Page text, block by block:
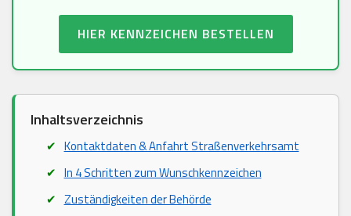
HIER KENNZEICHEN BESTELLEN
Inhaltsverzeichnis
Kontaktdaten & Anfahrt Straßenverkehrsamt
In 4 Schritten zum Wunschkennzeichen
Zuständigkeiten der Behörde